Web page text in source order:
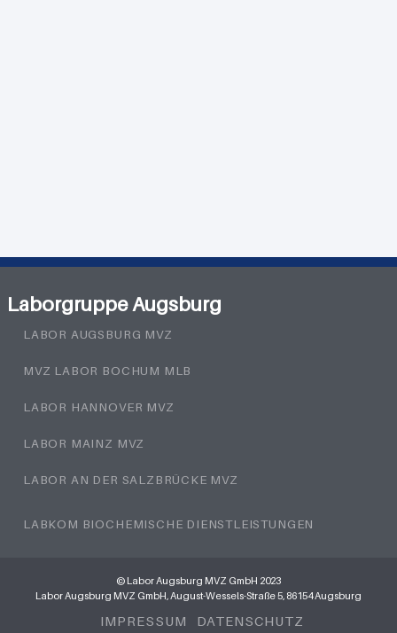
© Labor Augsburg MVZ GmbH 2023
Labor Augsburg MVZ GmbH, August-Wessels-Straße 5, 86154 Augsburg
IMPRESSUM DATENSCHUTZ
Laborgruppe Augsburg
LABOR AUGSBURG MVZ
MVZ LABOR BOCHUM MLB
LABOR HANNOVER MVZ
LABOR MAINZ MVZ
LABOR AN DER SALZBRÜCKE MVZ
LABKOM BIOCHEMISCHE DIENSTLEISTUNGEN